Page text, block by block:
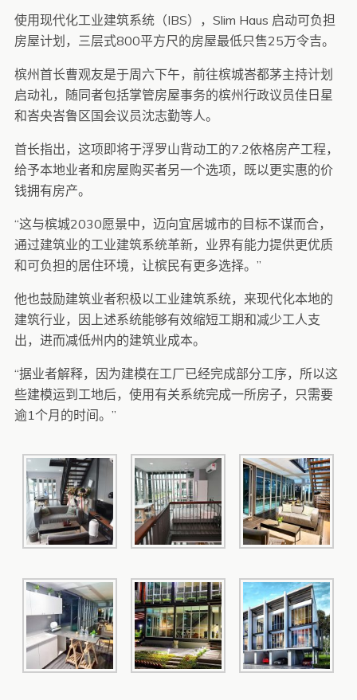
使用现代化工业建筑系统（IBS），Slim Haus 启动可负担
房屋计划，三层式800平方尺的房屋最低只售25万令吉。
槟州首长曹观友是于周六下午，前往槟城峇都茅主持计划
启动礼，随同者包括掌管房屋事务的槟州行政议员佳日星
和峇央峇鲁区国会议员沈志勤等人。
首长指出，这项即将于浮罗山背动工的7.2依格房产工程，
给予本地业者和房屋购买者另一个选项，既以更实惠的价
钱拥有房产。
“这与槟城2030愿景中，迈向宜居城市的目标不谋而合，
通过建筑业的工业建筑系统革新，业界有能力提供更优质
和可负担的居住环境，让槟民有更多选择。”
他也鼓励建筑业者积极以工业建筑系统，来现代化本地的
建筑行业，因上述系统能够有效缩短工期和减少工人支
出，进而减低州内的建筑业成本。
“据业者解释，因为建模在工厂已经完成部分工序，所以这
些建模运到工地后，使用有关系统完成一所房子，只需要
逾1个月的时间。”